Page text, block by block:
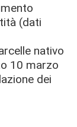
(dati
nativo
10 marzo
dei